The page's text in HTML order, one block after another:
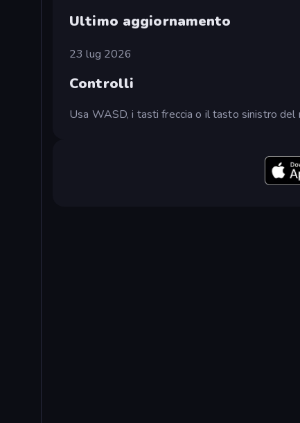
Ultimo aggiornamento
23 lug 2026
Controlli
Usa WASD, i tasti freccia o il tasto sinistro del